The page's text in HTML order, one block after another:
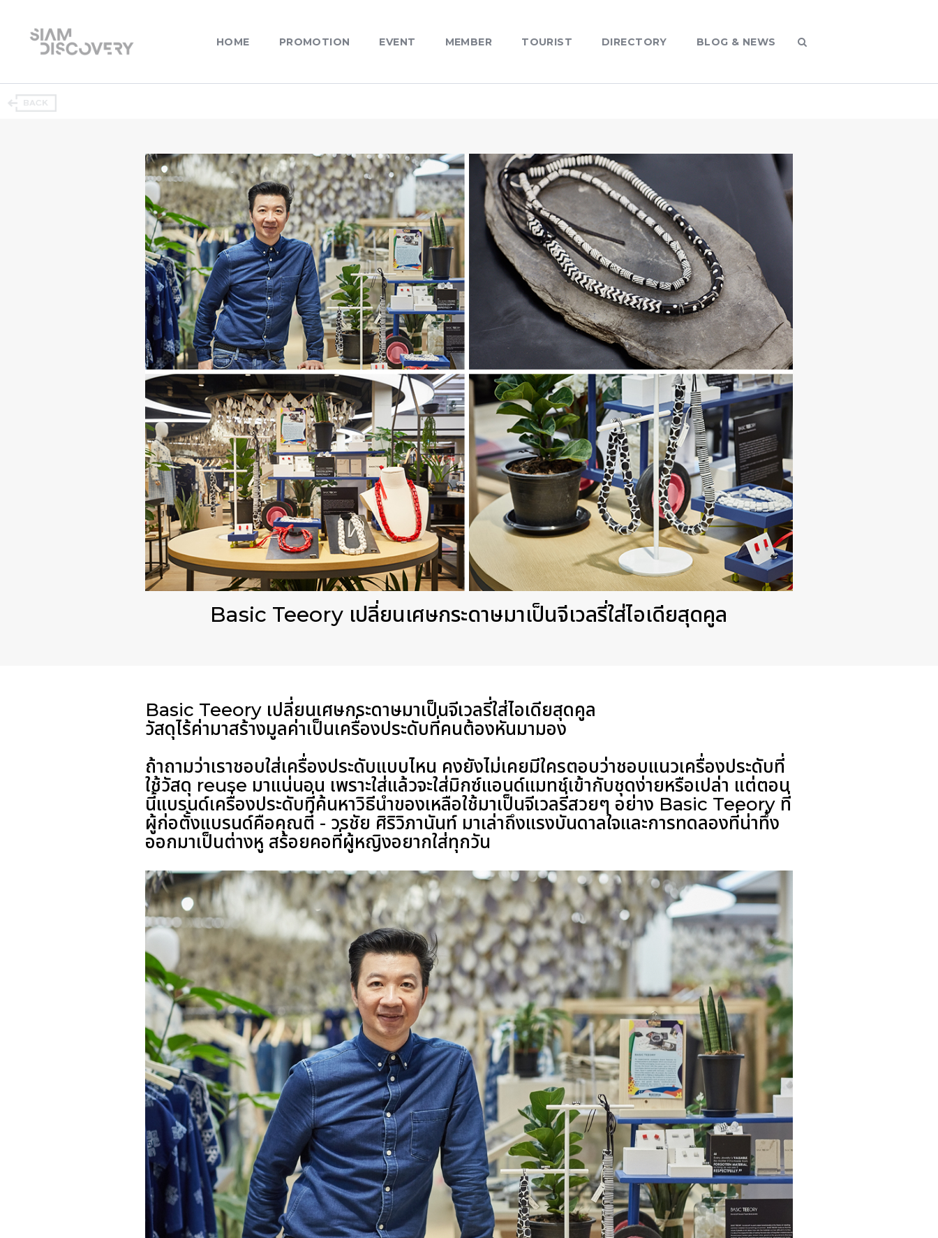
HOME PROMOTION EVENT MEMBER TOURIST DIRECTORY BLOG & NEWS
Basic Teeory เปลี่ยนเศษกระดาษมาเป็นจีเวลรี่ใส่ไอเดียสุดคูล
Basic Teeory เปลี่ยนเศษกระดาษมาเป็นจีเวลรี่ใส่ไอเดียสุดคูล
วัสดุไร้ค่ามาสร้างมูลค่าเป็นเครื่องประดับที่คนต้องหันมามอง
ถ้าถามว่าเราชอบใส่เครื่องประดับแบบไหน คงยังไม่เคยมีใครตอบว่าชอบแนวเครื่องประดับที่
ใช้วัสดุ reuse มาแน่นอน เพราะใส่แล้วจะใส่มิกซ์แอนด์แมทช์เข้ากับชุดง่ายหรือเปล่า แต่ตอน
นี้แบรนด์เครื่องประดับที่ค้นหาวิธีนำของเหลือใช้มาเป็นจีเวลรี่สวยๆ อย่าง Basic Teeory ที่
ผู้ก่อตั้งแบรนด์คือคุณตี๋ - วรชัย ศิริวิภานันท์ มาเล่าถึงแรงบันดาลใจและการทดลองที่น่าทึ่ง
ออกมาเป็นต่างหู สร้อยคอที่ผู้หญิงอยากใส่ทุกวัน